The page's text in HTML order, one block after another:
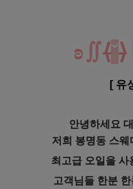
ʚ ∬⟨ˇ⟩
[ 유
안녕하세요
저희 봉명동 스웨
최고급 오일을 사
고객님들 한분